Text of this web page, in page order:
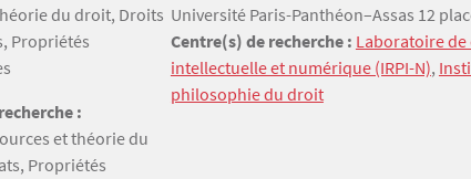
du droit, Droits
Propriétés
:
et théorie du
Propriétés
Université Paris-Panthéon–Assas 12
Centre(s) de recherche : Laboratoire
intellectuelle et numérique (IRPI-N),
philosophie du droit